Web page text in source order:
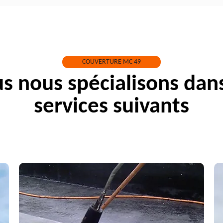
COUVERTURE MC 49
nous spécialisons
services suivants